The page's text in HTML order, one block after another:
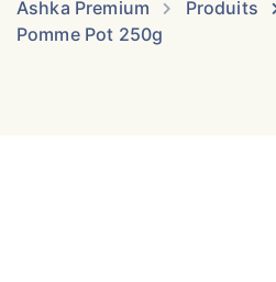
Ashka Premium Produits
Pomme Pot 250g